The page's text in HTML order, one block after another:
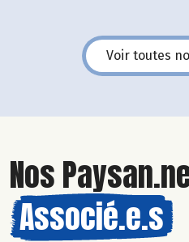
Voir toutes
Nos
Associé.e.s